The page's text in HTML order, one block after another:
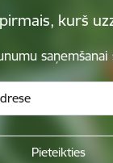
kurš
saņemšanai